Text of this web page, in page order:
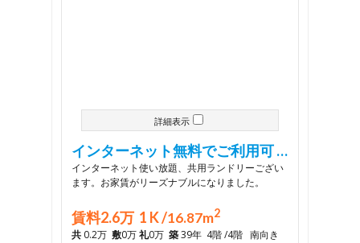
詳細表示
インターネット無料でご利用可 …
インターネット使い放題、共用ランドリーござい
ます。お家賃がリーズナブルになりました。
賃料2.6万 1 K /16.87m2
共 0.2万 敷0万礼0万 築39年 4階 /4階 南向き